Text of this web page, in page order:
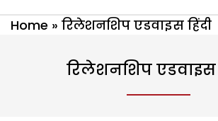
Home » रिलेशनशिप एडवाइस हिंदी
रिलेशनशिप एडवाइस